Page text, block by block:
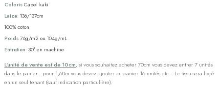
ColorisCapel kaki
Laize: 136/137cm
100% coton
Poids76g/m2 ou 104g/mL
Entretien: 30° en machine
L'unité de vente est de 10cm, si vous souhaitez acheter 70cm vous devez entrer 7 unités
dans le panier... pour 1,60m vous devez ajouter au panier 16 unités etc... Le tissu sera livré
en un seul tenant (sauf indication particulière).